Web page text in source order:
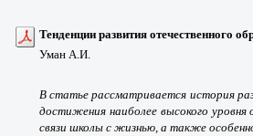
Тенденции развития отечественного
Уман А.И.
В статье рассматривается история
достижения наиболее высокого
связи школы с жизнью, а также